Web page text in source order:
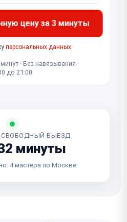
цену за 3 минуты
персональных данных
· Без навязывания ·
до 21:00
ВЫЕЗД
минуты
4 мастера по Москве